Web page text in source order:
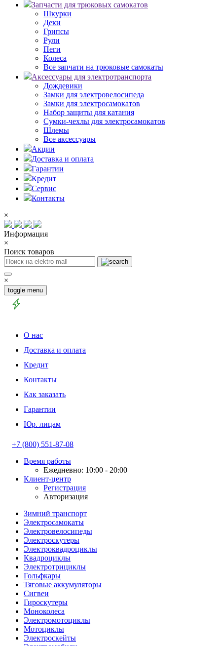
Запчасти для трюковых самокатов
Шкурки
Деки
Грипсы
Рули
Пеги
Колеса
Все запчати на трюковые самокаты
Аксессуары для электротранспорта
Дождевики
Замки для электровелосипеда
Замки для электросамокатов
Набор защиты для катания
Сумки-чехлы для электросамокатов
Шлемы
Все аксессуары
Акции
Доставка и оплата
Гарантии
Кредит
Сервис
Контакты
×
Информация
×
Поиск товаров
×
toggle menu
О нас
Доставка и оплата
Кредит
Контакты
Как заказать
Гарантии
Юр. лицам
+7 (800) 551-87-08
Время работы
Ежедневно: 10:00 - 20:00
Клиент-центр
Регистрация
Авторизация
Зимний транспорт
Электросамокаты
Электровелосипеды
Электроскутеры
Электроквадроциклы
Квадроциклы
Электротрициклы
Гольфкары
Тяговые аккумуляторы
Сигвеи
Гироскутеры
Моноколеса
Электромотоциклы
Мотоциклы
Электроскейты